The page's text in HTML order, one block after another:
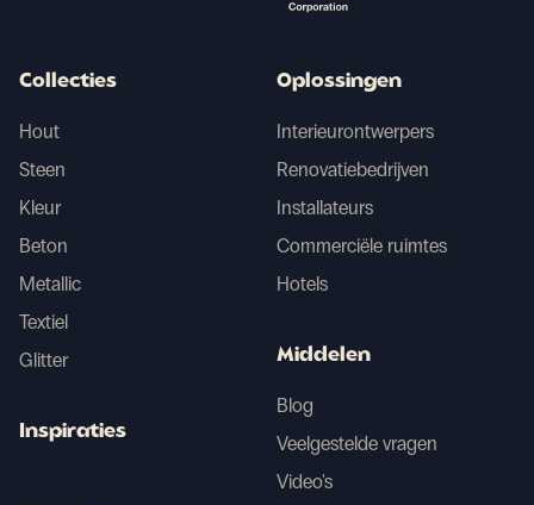
Collecties
Hout
Steen
Kleur
Beton
Metallic
Textiel
Glitter
Inspiraties
Oplossingen
Interieurontwerpers
Renovatiebedrijven
Installateurs
Commerciële ruimtes
Hotels
Middelen
Blog
Veelgestelde vragen
Video's